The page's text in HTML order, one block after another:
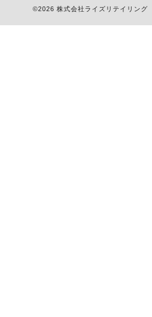
©2026 株式会社ライズリテイリング